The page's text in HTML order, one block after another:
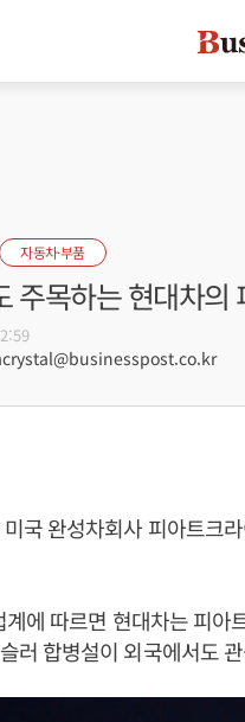
자동차·부품
주목하는 현대차의
국 완성차회사 피아트크
에 따르면 현대차는 피
러 합병설이 외국에서도